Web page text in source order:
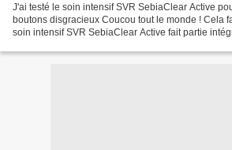
J'ai testé le soin intensif SVR SebiaClear Active
boutons disgracieux Coucou tout le monde ! Cela
soin intensif SVR SebiaClear Active fait partie